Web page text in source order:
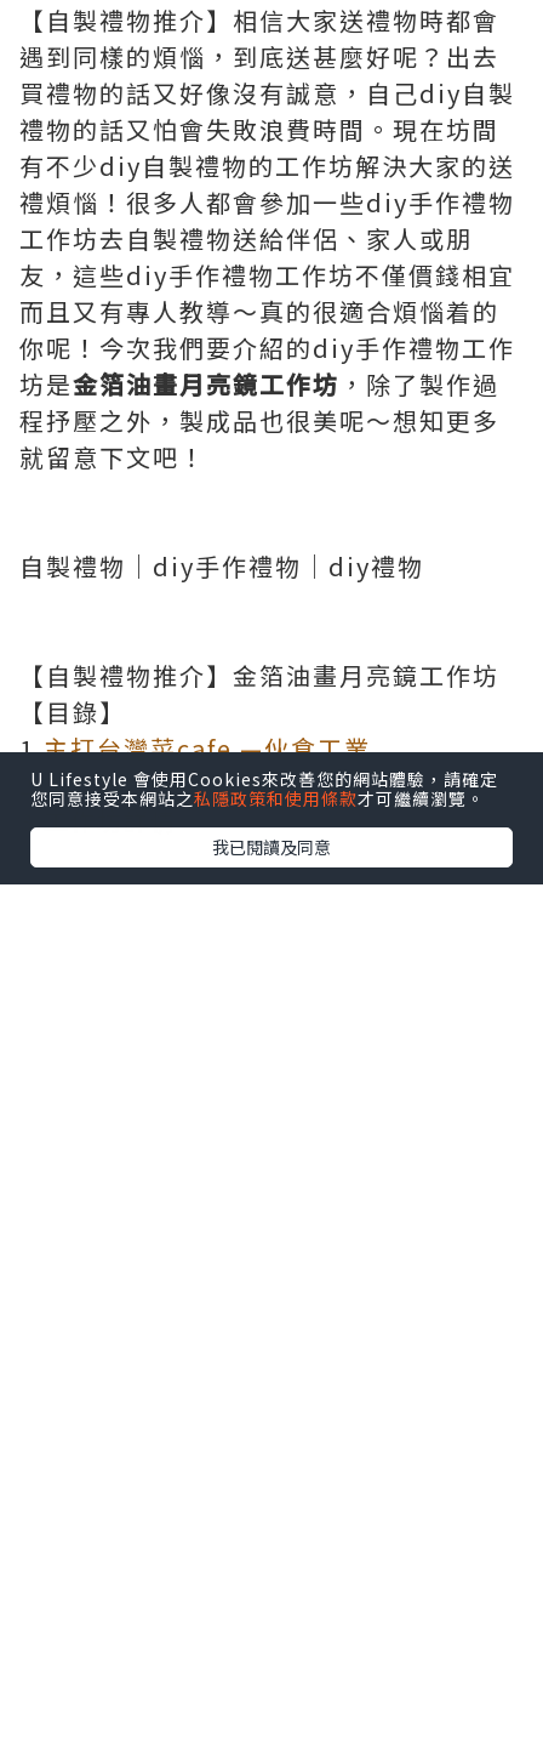
【自製禮物推介】相信大家送禮物時都會
遇到同樣的煩惱，到底送甚麼好呢？出去
買禮物的話又好像沒有誠意，自己diy自製
禮物的話又怕會失敗浪費時間。現在坊間
有不少diy自製禮物的工作坊解決大家的送
禮煩惱！很多人都會參加一些diy手作禮物
工作坊去自製禮物送給伴侶、家人或朋
友，這些diy手作禮物工作坊不僅價錢相宜
而且又有專人教導～真的很適合煩惱着的
你呢！今次我們要介紹的diy手作禮物工作
坊是金箔油畫月亮鏡工作坊 ，除了製作過
程抒壓之外，製成品也很美呢～想知更多
就留意下文吧！
自製禮物｜diy手作禮物｜diy禮物
【自製禮物推介】金箔油畫月亮鏡工作坊
【目錄】
1.主打台灣菜cafe —伙食工業
2.工作坊介紹
3.工作坊詳情
U Lifestyle 會使用Cookies來改善您的網站體驗，請確定
您同意接受本網站之私隱政策和使用條款才可繼續瀏覽。
我已閱讀及同意